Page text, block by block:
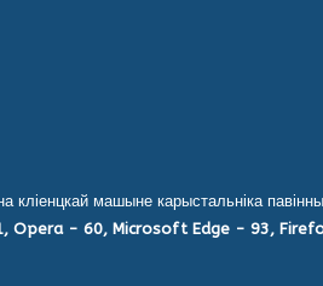
машыне карыстальніка
Opera - 60, Microsoft Edge - 93,